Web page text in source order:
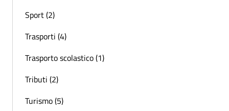
Sport (2)
Trasporti (4)
Trasporto scolastico (1)
Tributi (2)
Turismo (5)